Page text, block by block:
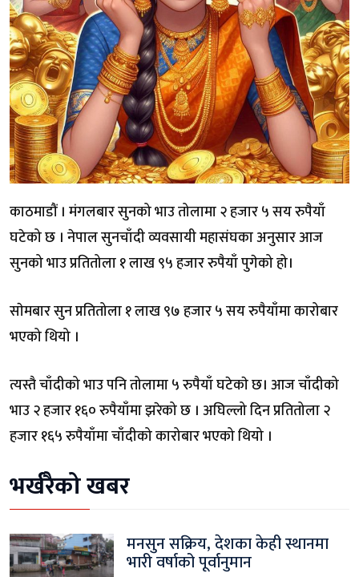
काठमाडौं । मंगलबार सुनको भाउ तोलामा २ हजार ५ सय रुपैयाँ
घटेको छ । नेपाल सुनचाँदी व्यवसायी महासंघका अनुसार आज
सुनको भाउ प्रतितोला १ लाख ९५ हजार रुपैयाँ पुगेको हो।
साेमबार सुन प्रतितोला १ लाख ९७ हजार ५ सय रुपैयाँमा कारोबार
भएको थियो ।
त्यस्तै चाँदीको भाउ पनि तोलामा ५ रुपैयाँ घटेकाे छ। आज चाँदीको
भाउ २ हजार १६० रुपैयाँमा झरेको छ । अघिल्लो दिन प्रतितोला २
हजार १६५ रुपैयाँमा चाँदीको कारोबार भएको थियो ।
भर्खरैको खबर
मनसुन सक्रिय, देशका केही स्थानमा
भारी वर्षाको पूर्वानुमान